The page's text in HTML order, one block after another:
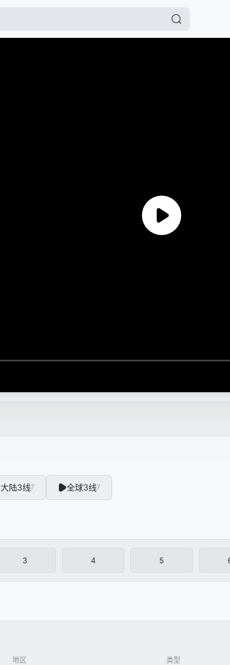
大陆3线7 全球3线7
3 4 5
地区 类型